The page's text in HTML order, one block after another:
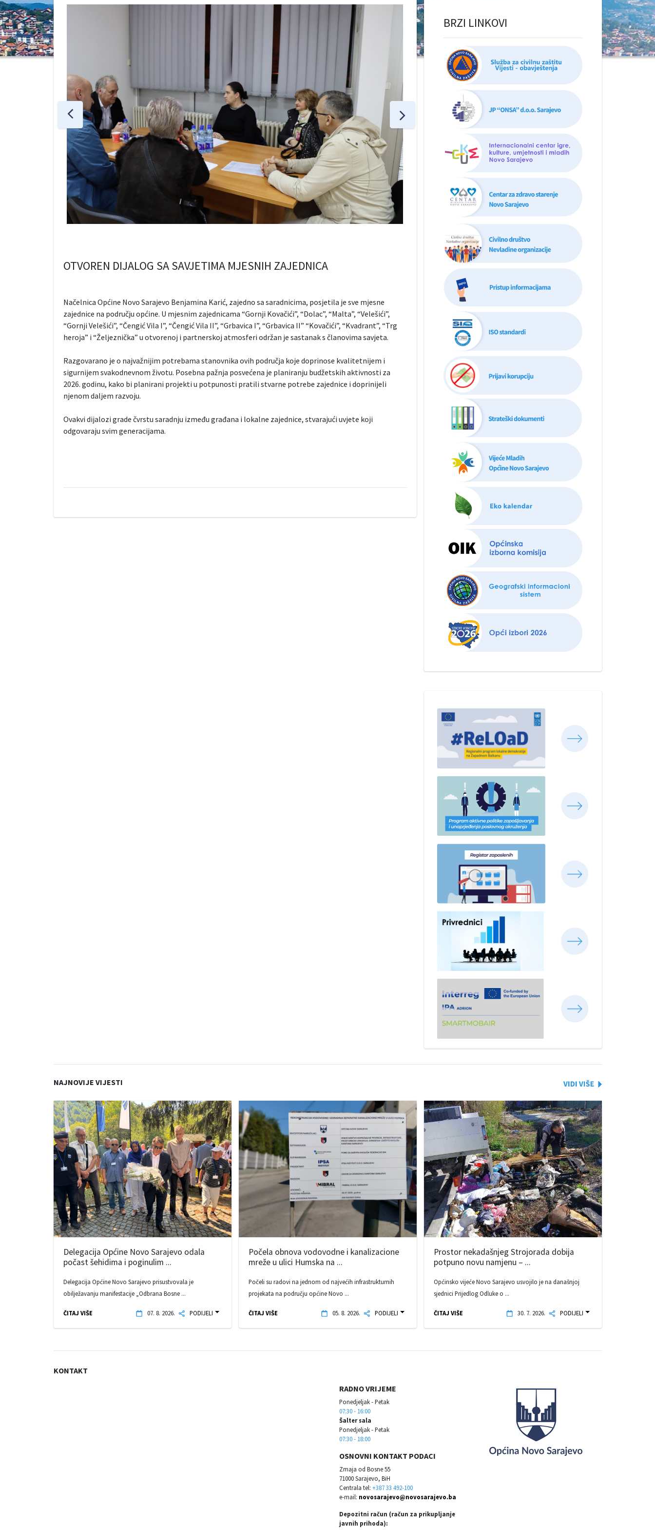
OTVOREN DIJALOG SA SAVJETIMA MJESNIH ZAJEDNICA
Načelnica Općine Novo Sarajevo Benjamina Karić, zajedno sa saradnicima, posjetila je sve mjesne
zajednice na području općine. U mjesnim zajednicama “Gornji Kovačići”, “Dolac”, “Malta”, “Velešići”,
“Gornji Velešići”, “Čengić Vila I”, “Čengić Vila II”, “Grbavica I”, “Grbavica II” “Kovačići”, “Kvadrant”, “Trg
heroja” i “Željeznička” u otvorenoj i partnerskoj atmosferi održan je sastanak s članovima savjeta.
Razgovarano je o najvažnijim potrebama stanovnika ovih područja koje doprinose kvalitetnijem i
sigurnijem svakodnevnom životu. Posebna pažnja posvećena je planiranju budžetskih aktivnosti za
2026. godinu, kako bi planirani projekti u potpunosti pratili stvarne potrebe zajednice i doprinijeli
njenom daljem razvoju.
Ovakvi dijalozi grade čvrstu saradnju između građana i lokalne zajednice, stvarajući uvjete koji
odgovaraju svim generacijama.
BRZI LINKOVI
NAJNOVIJE VIJESTI
Delegacija Općine Novo Sarajevo odala
počast šehidima i poginulim ...
Delegacija Općine Novo Sarajevo prisustvovala je
obilježavanju manifestacije „Odbrana Bosne ...
ČITAJ VIŠE 07. 8. 2026. PODIJELI
Počela obnova vodovodne i kanalizacione
mreže u ulici Humska na ...
Počeli su radovi na jednom od najvećih infrastrukturnih
projekata na području općine Novo ...
ČITAJ VIŠE 05. 8. 2026. PODIJELI
Prostor nekadašnjeg Strojorada dobija
potpuno novu namjenu – ...
Općinsko vijeće Novo Sarajevo usvojilo je na današnjoj
sjednici Prijedlog Odluke o ...
ČITAJ VIŠE 30. 7. 2026. PODIJELI
KONTAKT
RADNO VRIJEME
Ponedjeljak - Petak
07:30 - 16:00
Šalter sala
Ponedjeljak - Petak
07:30 - 18:00
OSNOVNI KONTAKT PODACI
Zmaja od Bosne 55
71000 Sarajevo, BiH
Centrala tel: +387 33 492-100
e-mail: novosarajevo@novosarajevo.ba
Depozitni račun (račun za prikupljanje
javnih prihoda):